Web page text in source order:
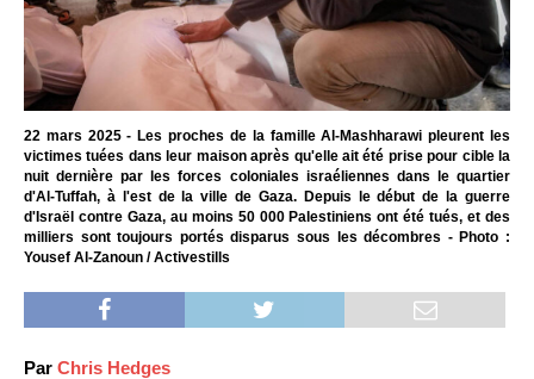
22 mars 2025 - Les proches de la famille Al-Mashharawi pleurent les
victimes tuées dans leur maison après qu'elle ait été prise pour cible la
nuit dernière par les forces coloniales israéliennes dans le quartier
d'Al-Tuffah, à l'est de la ville de Gaza. Depuis le début de la guerre
d'Israël contre Gaza, au moins 50 000 Palestiniens ont été tués, et des
milliers sont toujours portés disparus sous les décombres - Photo :
Yousef Al-Zanoun / Activestills
Par Chris Hedges